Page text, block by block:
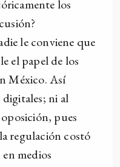
los
le conviene que
el papel de los
México. Así
digitales; ni al
pues
regulación costó
medios